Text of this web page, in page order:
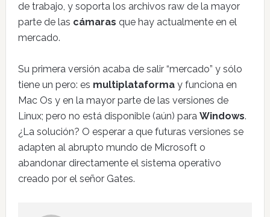
de trabajo, y soporta los archivos raw de la mayor
parte de las cámaras que hay actualmente en el
mercado.
Su primera versión acaba de salir “mercado” y sólo
tiene un pero: es multiplataformay funciona en
Mac Os y en la mayor parte de las versiones de
Linux; pero no está disponible (aún) para Windows.
¿La solución? O esperar a que futuras versiones se
adapten al abrupto mundo de Microsoft o
abandonar directamente el sistema operativo
creado por el señor Gates.